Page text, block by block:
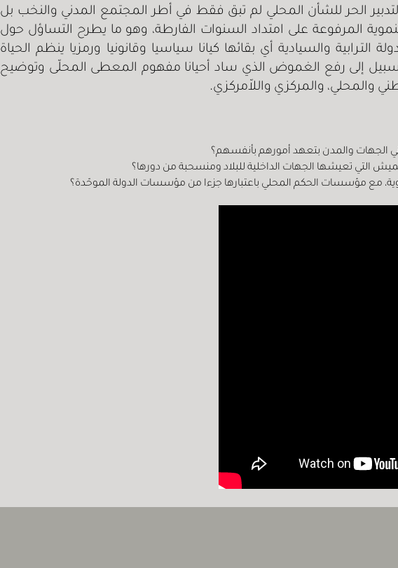
الحر للشأن المحلي لم تبق فقط في أطر المجتمع المدني والنخب بل
المرفوعة على امتداد السنوات الفارطة، وهو ما يطرح التساؤل حول
والسيادية أي بقائها كيانا سياسيا وقانونيا ورمزيا ينظم الحياة
السبيل إلى رفع الغموض الذي ساد أحيانا مفهوم المعطى المحلّى وتوضيح
والمحلي، والمركزي واللاّمركزي.
الجهات والمدن بتعهد أمورهم بأنفسهم؟
التي تعيشها الجهات الداخلية للبلاد ومنسحبة من دورها؟
مع مؤسسات الحكم المحلي باعتبارها جزءا من مؤسسات الدولة الموحّدة؟